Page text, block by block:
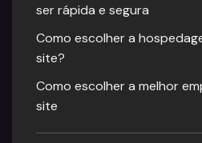
ser rápida e segura
Como escolher a
site?
Como escolher a melhor
site